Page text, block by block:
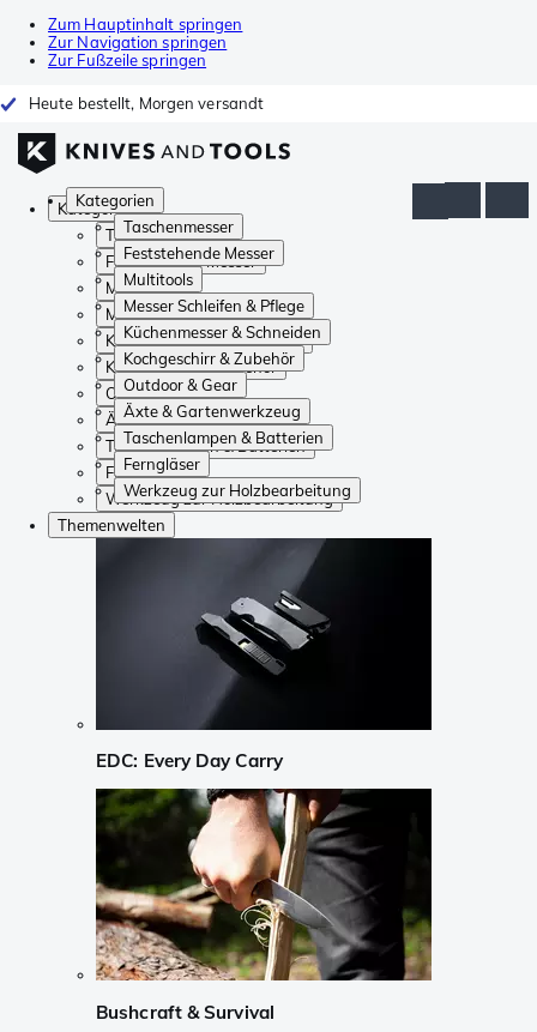
Zum Hauptinhalt springen
Zur Navigation springen
Zur Fußzeile springen
Heute bestellt, Morgen versandt
Kategorien
Taschenmesser
Feststehende Messer
Multitools
Messer Schleifen & Pflege
Küchenmesser & Schneiden
Kochgeschirr & Zubehör
Outdoor & Gear
Äxte & Gartenwerkzeug
Taschenlampen & Batterien
Ferngläser
Werkzeug zur Holzbearbeitung
Kategorien
Taschenmesser
Feststehende Messer
Multitools
Messer Schleifen & Pflege
Küchenmesser & Schneiden
Kochgeschirr & Zubehör
Outdoor & Gear
Äxte & Gartenwerkzeug
Taschenlampen & Batterien
Ferngläser
Werkzeug zur Holzbearbeitung
Themenwelten
EDC: Every Day Carry
Bushcraft & Survival